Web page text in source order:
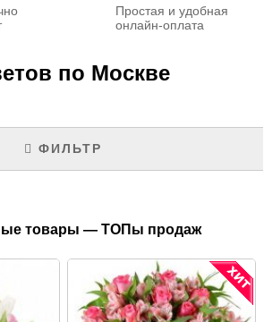
Простая и удобная
онлайн-оплата
по Москве
ФИЛЬТР
товары — ТОПы продаж